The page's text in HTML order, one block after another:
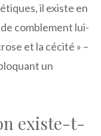
il existe en
comblement lui-
et la cécité » –
un
existe-t-